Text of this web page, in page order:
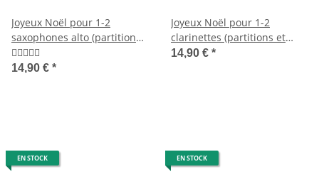
Joyeux Noël pour 1-2
saxophones alto (partitions
et chansons MP3)
14,90 € *
Joyeux Noël pour 1-2
clarinettes (partitions et
chansons MP3)
14,90 € *
EN STOCK EN STOCK